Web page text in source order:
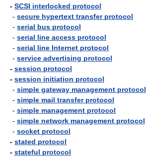
- SCSI interlocked protocol
- secure hypertext transfer protocol
- serial bus protocol
- serial line access protocol
- serial line Internet protocol
- service advertising protocol
- session protocol
- session initiation protocol
- simple gateway management protocol
- simple mail transfer protocol
- simple management protocol
- simple network management protocol
- socket protocol
- stated protocol
- stateful protocol